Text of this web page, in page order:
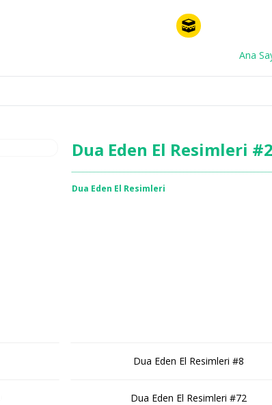
Ana
Dua Eden El Resimleri
Dua Eden El Resimleri
Dua Eden El Resimleri #8
Dua Eden El Resimleri #72